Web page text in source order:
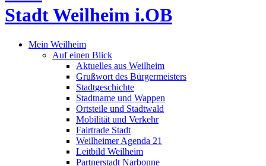
Stadt Weilheim i.OB
Mein Weilheim
Auf einen Blick
Aktuelles aus Weilheim
Grußwort des Bürgermeisters
Stadtgeschichte
Stadtname und Wappen
Ortsteile und Stadtwald
Mobilität und Verkehr
Fairtrade Stadt
Weilheimer Agenda 21
Leitbild Weilheim
Partnerstadt Narbonne